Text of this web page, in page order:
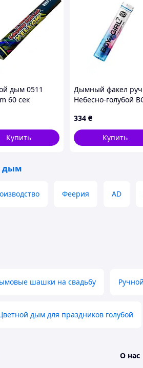
сейчас по очень выгодной цене в
Вам.
дым 0511
60 сек
Купить
Дымный факел
Небесно-голубой
334 ₴
Купить
дым
Феерия AD
шашки на свадьбу
дым для праздников голубой
О нас